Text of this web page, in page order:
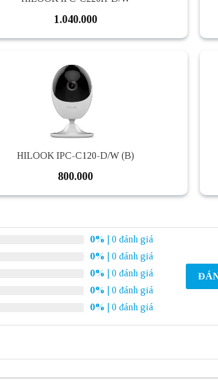
1.040.000
HILOOK IPC-C120-D/W (B)
800.000
0%
| 0 đánh giá
0%
| 0 đánh giá
0%
| 0 đánh giá
0%
| 0 đánh giá
0% | 0 đánh giá